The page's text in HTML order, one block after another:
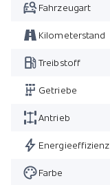
Fahrzeugart
Kilometerstand
Treibstoff
Getriebe
Antrieb
Energieeffizienz
Farbe